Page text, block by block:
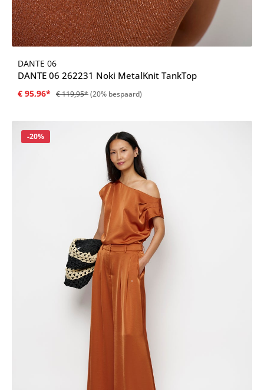
DANTE 06
DANTE 06 262231 Noki MetalKnit TankTop
€ 95,96* € 119,95*(20% bespaard)
Korting
-20%